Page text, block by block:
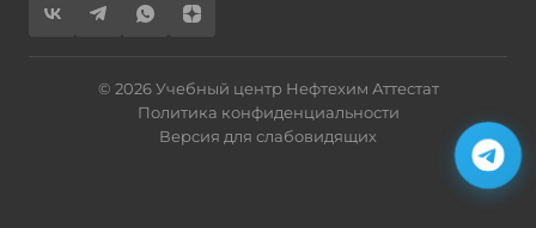
© 2026 Учебный центр Нефтехим Аттестат
Политика конфиденциальности
Версия для слабовидящих